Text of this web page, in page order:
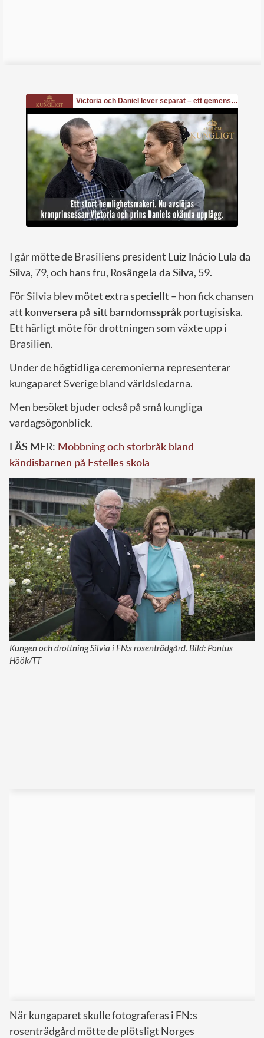
I går mötte de Brasiliens president Luiz InácioLula da
Silva, 79, och hans fru, Rosângela da Silva, 59.
För Silvia blev mötet extra speciellt – hon fick chansen
att konversera på sitt barndomsspråkportugisiska.
Ett härligt möte för drottningen som växte upp i
Brasilien.
Under de högtidliga ceremonierna representerar
kungaparet Sverige bland världsledarna.
Men besöket bjuder också på små kungliga
vardagsögonblick.
LÄS MER: Mobbning och storbråk bland
kändisbarnen på Estelles skola
Kungen och drottning Silvia i FN:s rosenträdgård. Bild: Pontus
Höök/TT
När kungaparet skulle fotograferas i FN:s
rosenträdgård mötte de plötsligt Norges